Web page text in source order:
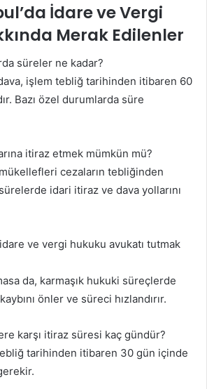
İdare ve Vergi
Merak Edilenler
süreler ne kadar?
işlem tebliğ tarihinden itibaren 60
Bazı özel durumlarda süre
itiraz etmek mümkün mü?
cezaların tebliğinden
idari itiraz ve dava yollarını
ve vergi hukuku avukatı tutmak
da, karmaşık hukuki süreçlerde
önler ve süreci hızlandırır.
karşı itiraz süresi kaç gündür?
tarihinden itibaren 30 gün içinde